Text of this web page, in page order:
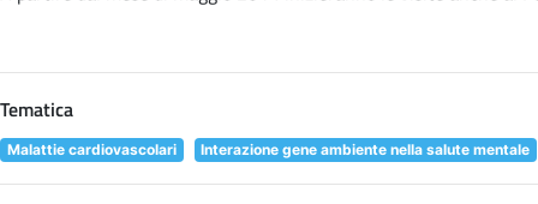
Tematica
Malattie cardiovascolari Interazione gene ambiente nella salute mentale